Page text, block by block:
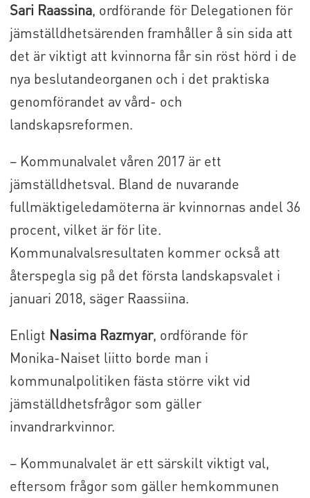
Sari Raassina, ordförande för Delegationen för
jämställdhetsärenden framhåller å sin sida att
det är viktigt att kvinnorna får sin röst hörd i de
nya beslutandeorganen och i det praktiska
genomförandet av vård- och
landskapsreformen.
– Kommunalvalet våren 2017 är ett
jämställdhetsval. Bland de nuvarande
fullmäktigeledamöterna är kvinnornas andel 36
procent, vilket är för lite.
Kommunalvalsresultaten kommer också att
återspegla sig på det första landskapsvalet i
januari 2018, säger Raassiina.
Enligt Nasima Razmyar, ordförande för
Monika-Naiset liitto borde man i
kommunalpolitiken fästa större vikt vid
jämställdhetsfrågor som gäller
invandrarkvinnor.
– Kommunalvalet är ett särskilt viktigt val,
eftersom frågor som gäller hemkommunen